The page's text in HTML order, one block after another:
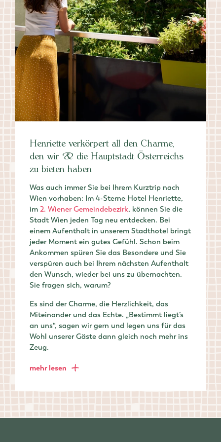
Henriette verkörpert all den Charme,
den wir & die Hauptstadt Österreichs
zu bieten haben
Was auch immer Sie bei Ihrem Kurztrip nach
Wien vorhaben: Im 4-Sterne Hotel Henriette,
im 2. Wiener Gemeindebezirk, können Sie die
Stadt Wien jeden Tag neu entdecken. Bei
einem Aufenthalt in unserem Stadthotel bringt
jeder Moment ein gutes Gefühl. Schon beim
Ankommen spüren Sie das Besondere und Sie
verspüren auch bei Ihrem nächsten Aufenthalt
den Wunsch, wieder bei uns zu übernachten.
Sie fragen sich, warum?
Es sind der Charme, die Herzlichkeit, das
Miteinander und das Echte. „Bestimmt liegt’s
an uns“, sagen wir gern und legen uns für das
Wohl unserer Gäste dann gleich noch mehr ins
Zeug.
mehr lesen